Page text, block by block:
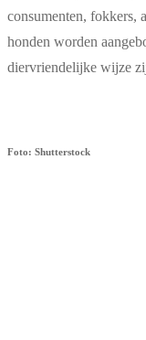
consumenten, fokkers,
honden worden
diervriendelijke wijze
Foto: Shutterstock